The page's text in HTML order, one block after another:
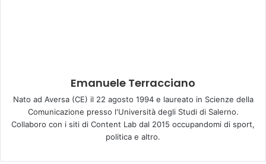
Emanuele Terracciano
Nato ad Aversa (CE) il 22 agosto 1994 e laureato in Scienze della
Comunicazione presso l'Università degli Studi di Salerno.
Collaboro con i siti di Content Lab dal 2015 occupandomi di sport,
politica e altro.